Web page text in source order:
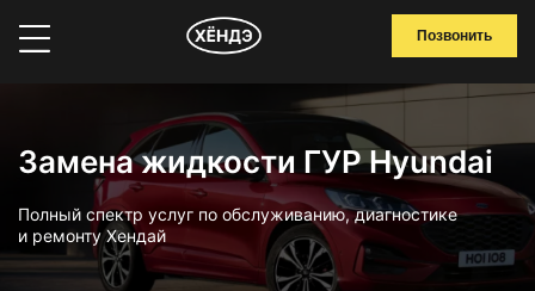
Позвонить
Замена жидкости ГУР Hyundai
Полный спектр услуг по обслуживанию, диагностике
и ремонту Хендай